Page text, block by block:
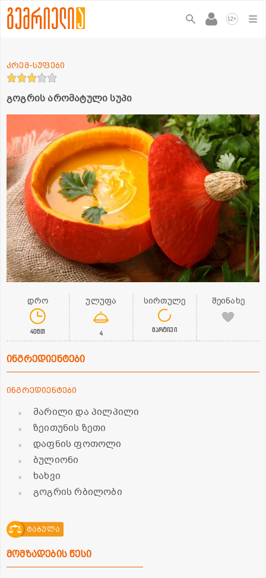
12+
გოგრის არომატული სუპი
კრემ-სუფები
დრო
40წთ
ულუფა
4
სირთულე
მარტივი
შეინახე
ინგრედიენტები
ინგრედიენტები
მარილი და პილპილი
ზეითუნის ზეთი
დაფნის ფოთოლი
ბულიონი
ხახვი
გოგრის რბილობი
ტაბულა
მომზადების წესი